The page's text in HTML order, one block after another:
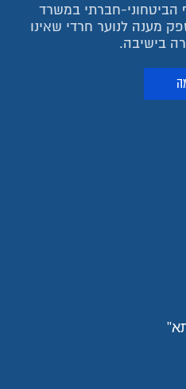
הביטחוני-חברתי במשרד
מענה לנוער חרדי שאינו
בישיבה.